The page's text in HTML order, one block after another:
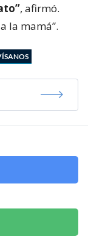
, afirmó.
la mamá”.